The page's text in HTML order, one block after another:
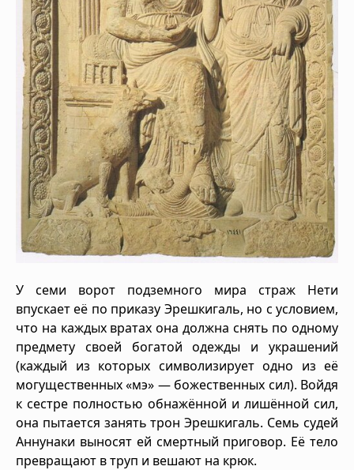
У семи ворот подземного мира страж Нети
впускает её по приказу Эрешкигаль, но с условием,
что на каждых вратах она должна снять по одному
предмету своей богатой одежды и украшений
(каждый из которых символизирует одно из её
могущественных «мэ» — божественных сил). Войдя
к сестре полностью обнажённой и лишённой сил,
она пытается занять трон Эрешкигаль. Семь судей
Аннунаки выносят ей смертный приговор. Её тело
превращают в труп и вешают на крюк.